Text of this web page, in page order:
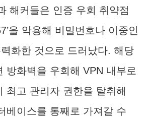
해커들은 인증 우회 취약점
을 악용해 비밀번호나 이중인
화한 것으로 드러났다. 해당
방화벽을 우회해 VPN 내부로
최고 관리자 권한을 탈취해
베이스를 통째로 가져갈 수